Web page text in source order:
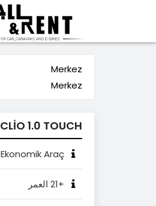
Merkez
Merkez
CLİO 1.0 TOUCH
Ekonomik Araç
+21 العمر